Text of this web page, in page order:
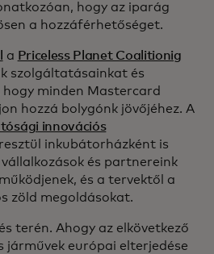
hogy az iparág
a hozzáférhetőséget.
a Priceless Planet Coalitionig
szolgáltatásainkat és
hogy minden Mastercard
hozzá bolygónk jövőjéhez. A
innovációs
inkubátorházként is
és partnereink
és a tervektől a
zöld megoldásokat.
terén. Ahogy az elkövetkező
járművek európai elterjedése